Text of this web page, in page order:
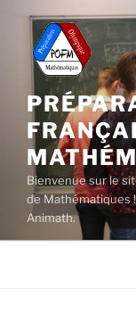
contenu
principal
Bienvenue sur le
de Mathématiques
Animath.